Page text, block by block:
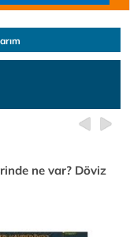
ne var? Döviz